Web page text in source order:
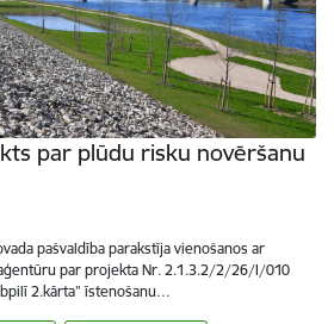
par plūdu risku novēršanu
pašvaldība parakstīja vienošanos ar
par projekta Nr. 2.1.3.2/2/26/I/010
2.kārta” īstenošanu…